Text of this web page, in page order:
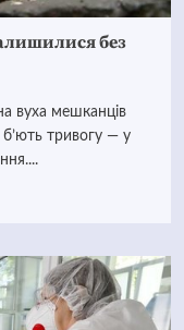
без
вуха мешканців
тривогу — у